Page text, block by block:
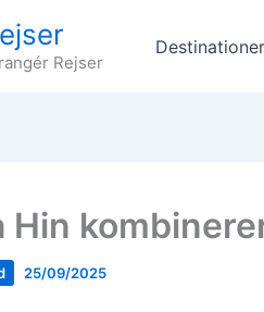
Rejser
Destinationer
Hin
25/09/2025